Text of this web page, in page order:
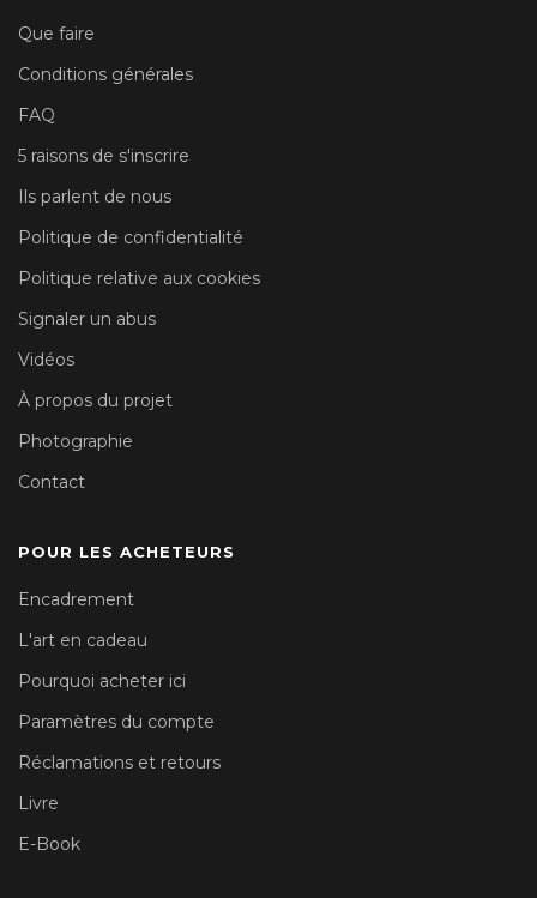
Que faire
Conditions générales
FAQ
5 raisons de s'inscrire
Ils parlent de nous
Politique de confidentialité
Politique relative aux cookies
Signaler un abus
Vidéos
À propos du projet
Photographie
Contact
POUR LES ACHETEURS
Encadrement
L'art en cadeau
Pourquoi acheter ici
Paramètres du compte
Réclamations et retours
Livre
E-Book